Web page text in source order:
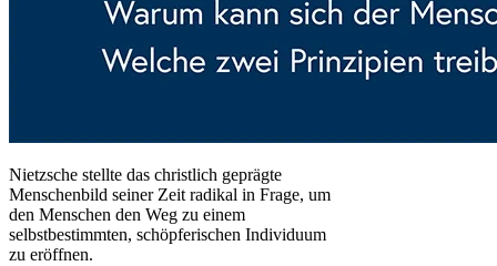
Nietzsche stellte das christlich geprägte
Menschenbild seiner Zeit radikal in Frage, um
den Menschen den Weg zu einem
selbstbestimmten, schöpferischen Individuum
zu eröffnen.